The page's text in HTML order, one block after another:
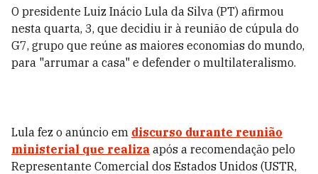
O presidente Luiz Inácio Lula da Silva (PT) afirmou
nesta quarta, 3, que decidiu ir à reunião de cúpula do
G7, grupo que reúne as maiores economias do mundo,
para "arrumar a casa" e defender o multilateralismo.
Lula fez o anúncio em discurso durante reunião
ministerial que realiza após a recomendação pelo
Representante Comercial dos Estados Unidos (USTR,